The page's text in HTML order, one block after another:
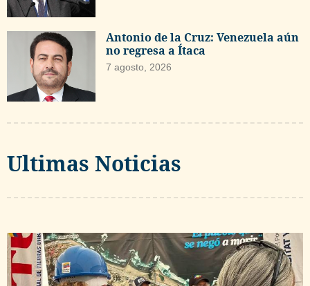
Antonio de la Cruz: Venezuela aún
no regresa a Ítaca
7 agosto, 2026
Ultimas Noticias